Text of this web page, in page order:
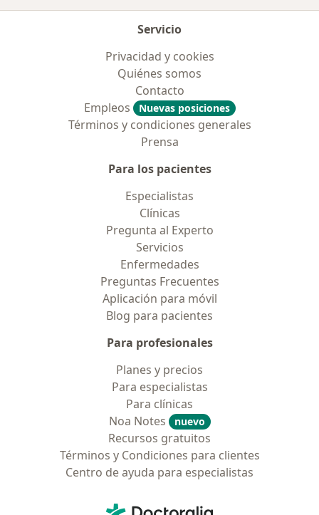
Servicio
Privacidad y cookies
Quiénes somos
Contacto
Empleos
Nuevas posiciones
Términos y condiciones generales
Prensa
Para los pacientes
Especialistas
Clínicas
Pregunta al Experto
Servicios
Enfermedades
Preguntas Frecuentes
Aplicación para móvil
Blog para pacientes
Para profesionales
Planes y precios
Para especialistas
Para clínicas
Noa Notes
nuevo
Recursos gratuitos
Términos y Condiciones para clientes
Centro de ayuda para especialistas
Doctoralia - Página de inicio